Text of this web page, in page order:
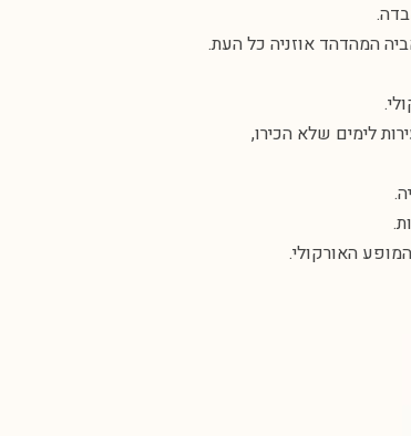
המהדהד אוזניה כל העת.
לימים שלא הכירו,
האורקולי.